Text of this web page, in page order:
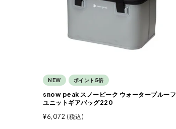
NEW ポイント5倍
snow peak スノーピーク ウォータープルーフ
ユニットギアバッグ220
¥6,072 税込